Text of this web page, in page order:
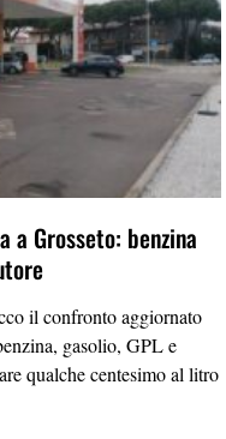
a Grosseto: benzina
il confronto aggiornato
gasolio, GPL e
qualche centesimo al litro